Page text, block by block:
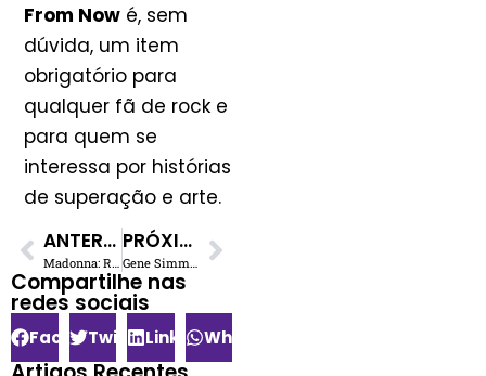
From Now é, sem
dúvida, um item
obrigatório para
qualquer fã de rock e
para quem se
interessa por histórias
de superação e arte.
ANTERIOR
Madonna: Retorno Triunfal à Warner com Álbum Dance em 2026
PRÓXIMO
Gene Simmons do Kiss: Acidente em Malibu, Recuperação e Agenda Cheia
Compartilhe nas
redes sociais​
FacebookTwitterLinkedInWhatsApp